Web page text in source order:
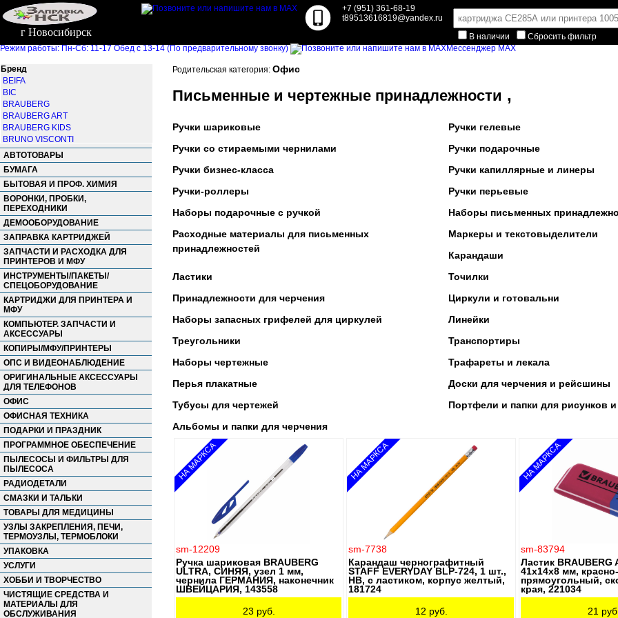
г Новосибирск
+7 (951) 361-68-19
t89513616819@yandex.ru
В наличии
Сбросить фильтр
Режим работы: Пн-Сб: 11-17 Обед с 13-14 (По предварительному звонку) Мессенджер MAX
Бренд
BEIFA
BIC
BRAUBERG
BRAUBERG ART
BRAUBERG KIDS
BRUNO VISCONTI
CARIOCA
CELLO
CENTROPEN
CENTRUM
CORVINA
CROWN
EDDING
EISEN
ERICH KRAUSE
FABER-CASTELL
FACTIS
GALANT
GLOBUS
HATBER
KOH-I-NOOR
LACO
MAPED
MUNHWA
No name
PAPER MATE
PARKER
PENSAN
PENTEL
PILOT
SAKURA
SCHNEIDER
SHARPIE
STABILO
STAEDTLER
STAFF
UNI
WATERMAN
Zebra
АЛЕКС
ГАММА
ГВАРДИЯ
Китай
КРАСИН
ЛИЛИЯ ХОЛДИНГ
ЛУЧ
АВТОТОВАРЫ
БУМАГА
БЫТОВАЯ И ПРОФ. ХИМИЯ
ВОРОНКИ, ПРОБКИ,
ПЕРЕХОДНИКИ
ДЕМООБОРУДОВАНИЕ
ЗАПРАВКА КАРТРИДЖЕЙ
ЗАПЧАСТИ И РАСХОДКА ДЛЯ
ПРИНТЕРОВ И МФУ
ИНСТРУМЕНТЫ/ПАКЕТЫ/
СПЕЦОБОРУДОВАНИЕ
КАРТРИДЖИ ДЛЯ ПРИНТЕРА И
МФУ
КОМПЬЮТЕР. ЗАПЧАСТИ И
АКСЕССУАРЫ
КОПИРЫ/МФУ/ПРИНТЕРЫ
ОПС И ВИДЕОНАБЛЮДЕНИЕ
ОРИГИНАЛЬНЫЕ АКСЕССУАРЫ
ДЛЯ ТЕЛЕФОНОВ
ОФИС
ОФИСНАЯ ТЕХНИКА
ПОДАРКИ И ПРАЗДНИК
ПРОГРАММНОЕ ОБЕСПЕЧЕНИЕ
ПЫЛЕСОСЫ И ФИЛЬТРЫ ДЛЯ
ПЫЛЕСОСА
РАДИОДЕТАЛИ
СМАЗКИ И ТАЛЬКИ
ТОВАРЫ ДЛЯ МЕДИЦИНЫ
УЗЛЫ ЗАКРЕПЛЕНИЯ, ПЕЧИ,
ТЕРМОУЗЛЫ, ТЕРМОБЛОКИ
УПАКОВКА
УСЛУГИ
ХОББИ И ТВОРЧЕСТВО
ЧИСТЯЩИЕ СРЕДСТВА И
МАТЕРИАЛЫ ДЛЯ
ОБСЛУЖИВАНИЯ
Родительская категория: Офис
Письменные и чертежные принадлежности ,
Ручки шариковые
Ручки гелевые
Ручки со стираемыми чернилами
Ручки подарочные
Ручки бизнес-класса
Ручки капиллярные и линеры
Ручки-роллеры
Ручки перьевые
Наборы подарочные с ручкой
Наборы письменных
Расходные материалы для письменных
принадлежностей
Маркеры и текстовыделители
Карандаши
Ластики
Точилки
Принадлежности для черчения
Циркули и готовальни
Наборы запасных грифелей для циркулей
Линейки
Треугольники
Транспортиры
Наборы чертежные
Трафареты и лекала
Перья плакатные
Доски для черчения и рейсшины
Тубусы для чертежей
Портфели и папки для рисунков
Альбомы и папки для черчения
НА МАРКСА
sm-12209
Ручка шариковая BRAUBERG
ULTRA, СИНЯЯ, узел 1 мм,
чернила ГЕРМАНИЯ, наконечник
ШВЕЙЦАРИЯ, 143558
23 руб.
НА МАРКСА
sm-7738
Карандаш чернографитный
STAFF EVERYDAY BLP-724, 1 шт.,
НВ, с ластиком, корпус желтый,
181724
12 руб.
НА МАРКСА
sm-83794
Ластик BRAUBERG
41х14х8 мм,
прямоугольный,
края, 221034
21 руб.